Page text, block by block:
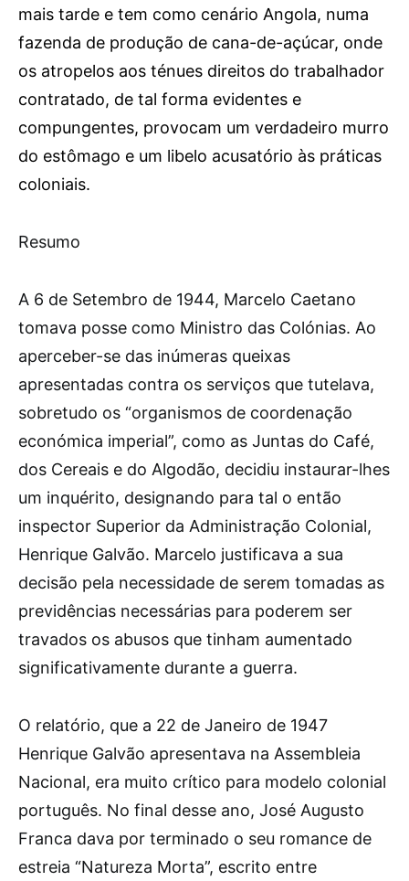
mais tarde e tem como cenário Angola, numa
fazenda de produção de cana-de-açúcar, onde
os atropelos aos ténues direitos do trabalhador
contratado, de tal forma evidentes e
compungentes, provocam um verdadeiro murro
do estômago e um libelo acusatório às práticas
coloniais.
Resumo
A 6 de Setembro de 1944, Marcelo Caetano
tomava posse como Ministro das Colónias. Ao
aperceber-se das inúmeras queixas
apresentadas contra os serviços que tutelava,
sobretudo os “organismos de coordenação
económica imperial”, como as Juntas do Café,
dos Cereais e do Algodão, decidiu instaurar-lhes
um inquérito, designando para tal o então
inspector Superior da Administração Colonial,
Henrique Galvão. Marcelo justificava a sua
decisão pela necessidade de serem tomadas as
previdências necessárias para poderem ser
travados os abusos que tinham aumentado
significativamente durante a guerra.
O relatório, que a 22 de Janeiro de 1947
Henrique Galvão apresentava na Assembleia
Nacional, era muito crítico para modelo colonial
português. No final desse ano, José Augusto
Franca dava por terminado o seu romance de
estreia “Natureza Morta”, escrito entre